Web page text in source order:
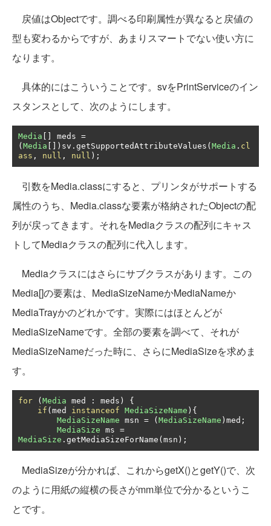
戻値はObjectです。調べる印刷属性が異なると戻値の
型も変わるからですが、あまりスマートでない使い方に
なります。
具体的にはこういうことです。svをPrintServiceのイン
スタンスとして、次のようにします。
Media [] meds =
(Media []) sv . getSupportedAttributeValues (Media . cl
ass , null , null );
引数をMedia.classにすると、プリンタがサポートする
属性のうち、Media.classな要素が格納されたObjectの配
列が戻ってきます。それをMediaクラスの配列にキャス
トしてMediaクラスの配列に代入します。
Mediaクラスにはさらにサブクラスがあります。この
Media[]の要素は、MediaSizeNameかMediaNameか
MediaTrayかのどれかです。実際にはほとんどが
MediaSizeNameです。全部の要素を調べて、それが
MediaSizeNameだった時に、さらにMediaSizeを求めま
す。
for (Media med : meds )
{
if (med instanceof MediaSizeName ){
MediaSizeName msn = (MediaSizeName ) med ;
MediaSize ms =
MediaSize . getMediaSizeForName (msn );
MediaSizeが分かれば、これからgetX()とgetY()で、次
のように用紙の縦横の長さがmm単位で分かるというこ
とです。